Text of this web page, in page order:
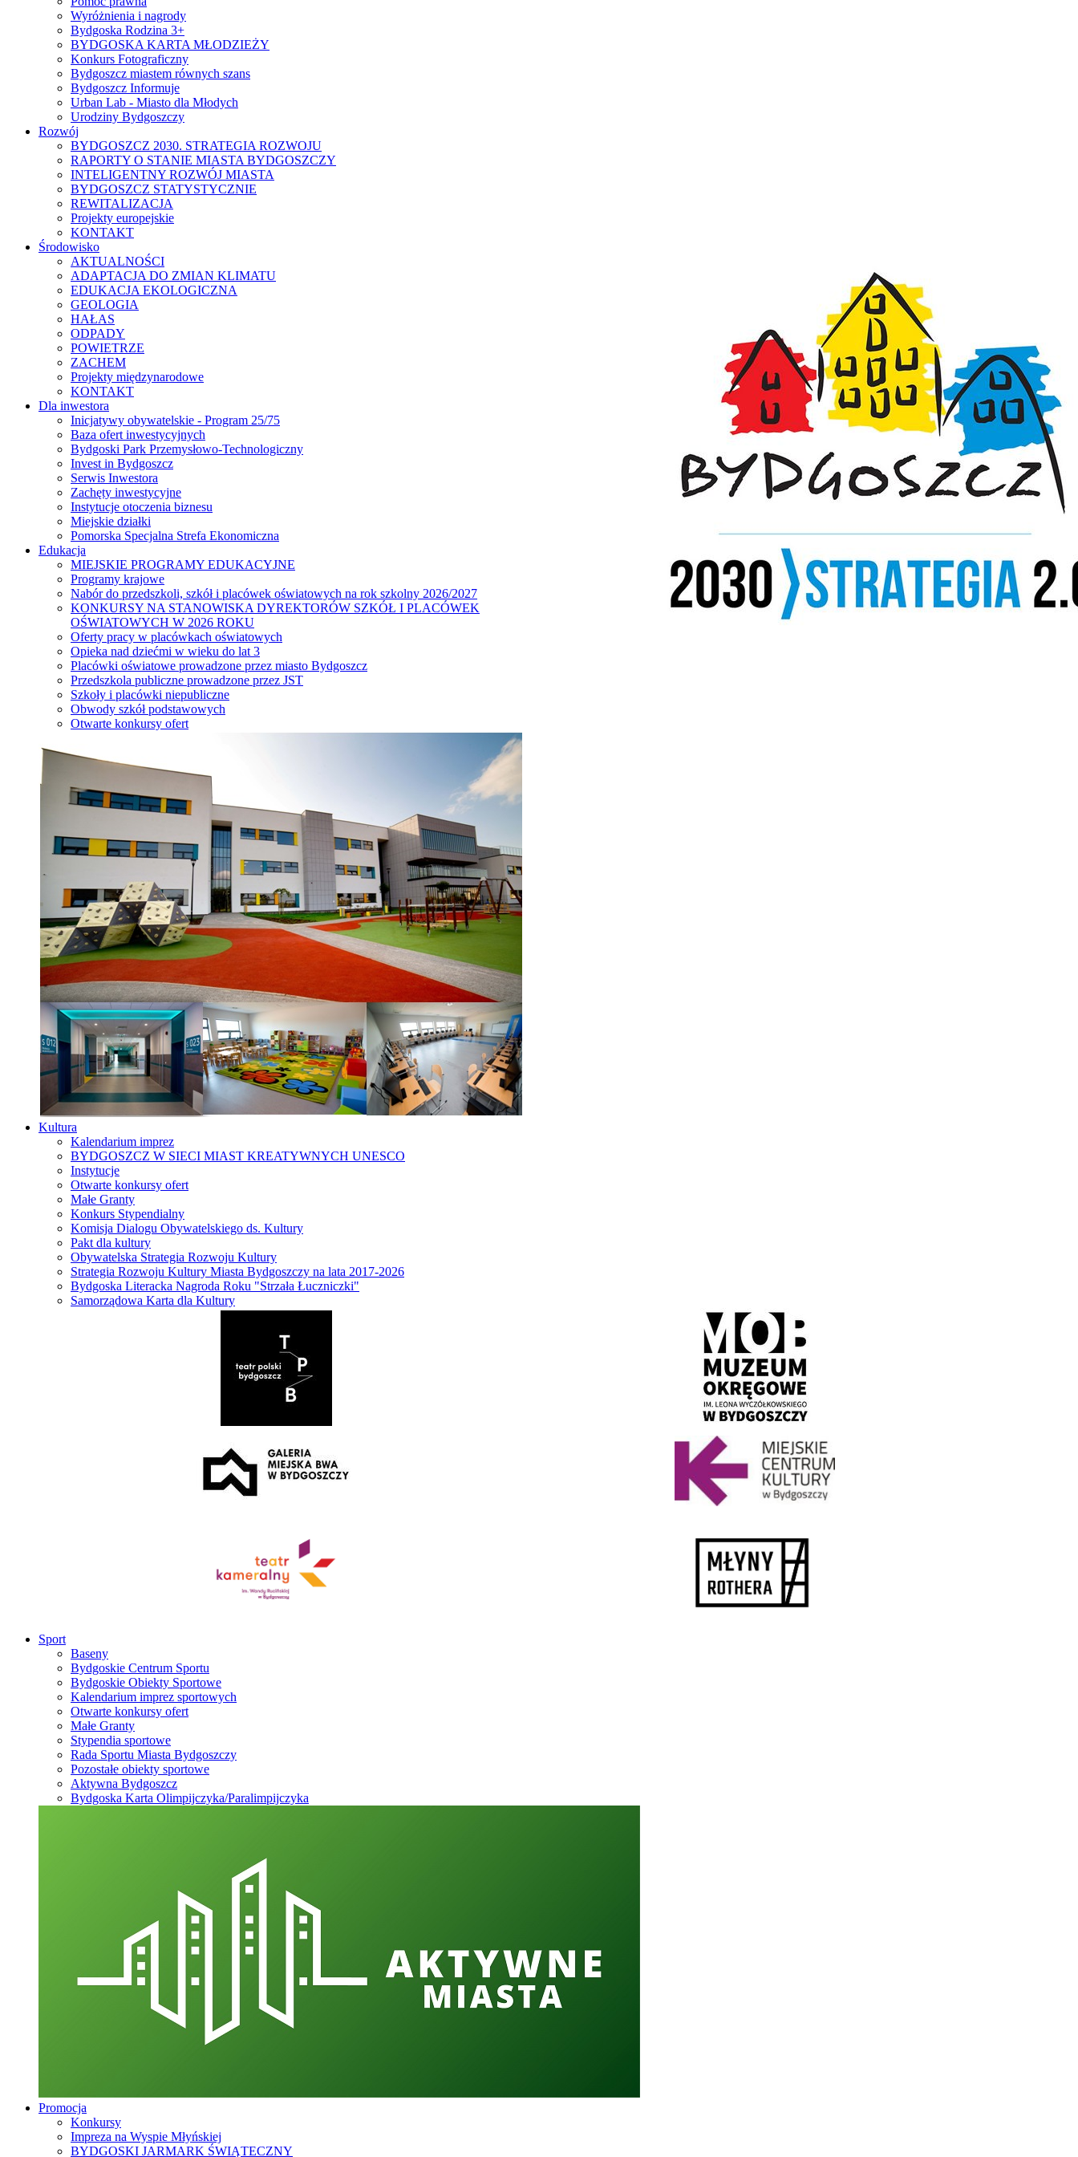
Wyróżnienia i nagrody
Bydgoska Rodzina 3+
BYDGOSKA KARTA MŁODZIEŻY
Konkurs Fotograficzny
Bydgoszcz miastem równych szans
Bydgoszcz Informuje
Urban Lab - Miasto dla Młodych
Urodziny Bydgoszczy
Rozwój
BYDGOSZCZ 2030. STRATEGIA ROZWOJU
RAPORTY O STANIE MIASTA BYDGOSZCZY
INTELIGENTNY ROZWÓJ MIASTA
BYDGOSZCZ STATYSTYCZNIE
REWITALIZACJA
Projekty europejskie
KONTAKT
Środowisko
AKTUALNOŚCI
ADAPTACJA DO ZMIAN KLIMATU
EDUKACJA EKOLOGICZNA
GEOLOGIA
HAŁAS
ODPADY
POWIETRZE
ZACHEM
Projekty międzynarodowe
KONTAKT
Dla inwestora
Inicjatywy obywatelskie - Program 25/75
Baza ofert inwestycyjnych
Bydgoski Park Przemysłowo-Technologiczny
Invest in Bydgoszcz
Serwis Inwestora
Zachęty inwestycyjne
Instytucje otoczenia biznesu
Miejskie działki
Pomorska Specjalna Strefa Ekonomiczna
Edukacja
MIEJSKIE PROGRAMY EDUKACYJNE
Programy krajowe
Nabór do przedszkoli, szkół i placówek oświatowych na rok szkolny 2026/2027
KONKURSY NA STANOWISKA DYREKTORÓW SZKÓŁ I PLACÓWEK
OŚWIATOWYCH W 2026 ROKU
Oferty pracy w placówkach oświatowych
Opieka nad dziećmi w wieku do lat 3
Placówki oświatowe prowadzone przez miasto Bydgoszcz
Przedszkola publiczne prowadzone przez JST
Szkoły i placówki niepubliczne
Obwody szkół podstawowych
Otwarte konkursy ofert
Kultura
Kalendarium imprez
BYDGOSZCZ W SIECI MIAST KREATYWNYCH UNESCO
Instytucje
Otwarte konkursy ofert
Małe Granty
Konkurs Stypendialny
Komisja Dialogu Obywatelskiego ds. Kultury
Pakt dla kultury
Obywatelska Strategia Rozwoju Kultury
Strategia Rozwoju Kultury Miasta Bydgoszczy na lata 2017-2026
Bydgoska Literacka Nagroda Roku "Strzała Łuczniczki"
Samorządowa Karta dla Kultury
Sport
Baseny
Bydgoskie Centrum Sportu
Bydgoskie Obiekty Sportowe
Kalendarium imprez sportowych
Otwarte konkursy ofert
Małe Granty
Stypendia sportowe
Rada Sportu Miasta Bydgoszczy
Pozostałe obiekty sportowe
Aktywna Bydgoszcz
Bydgoska Karta Olimpijczyka/Paralimpijczyka
Promocja
Konkursy
Impreza na Wyspie Młyńskiej
BYDGOSKI JARMARK ŚWIĄTECZNY